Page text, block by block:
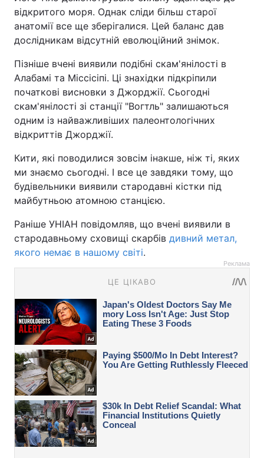
відкритого моря. Однак сліди більш старої
анатомії все ще зберігалися. Цей баланс дав
дослідникам відсутній еволюційний знімок.
Пізніше вчені виявили подібні скам'янілості в
Алабамі та Міссісіпі. Ці знахідки підкріпили
початкові висновки з Джорджії. Сьогодні
скам'янілості зі станції "Вогтль" залишаються
одним із найважливіших палеонтологічних
відкриттів Джорджії.
Кити, які поводилися зовсім інакше, ніж ті, яких
ми знаємо сьогодні. І все це завдяки тому, що
будівельники виявили стародавні кістки під
майбутньою атомною станцією.
Раніше УНІАН повідомляв, що вчені виявили в
стародавньому сховищі скарбів дивний метал,
якого немає в нашому світі.
Реклама